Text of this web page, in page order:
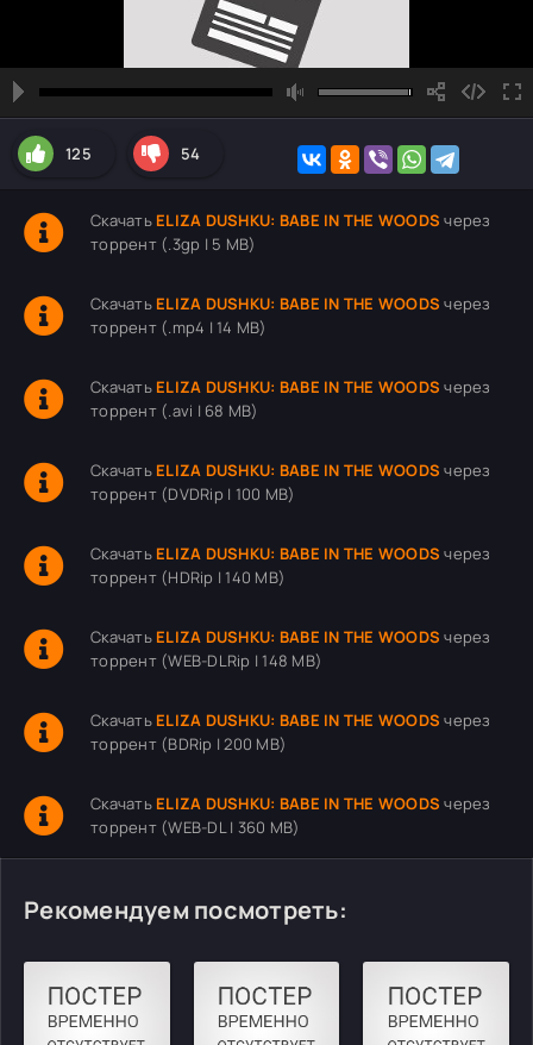
125 54
Скачать ELIZA DUSHKU: BABE IN THE WOODS через
торрент (.3gp | 5 MB)
Скачать ELIZA DUSHKU: BABE IN THE WOODS через
торрент (.mp4 | 14 MB)
Скачать ELIZA DUSHKU: BABE IN THE WOODS через
торрент (.avi | 68 MB)
Скачать ELIZA DUSHKU: BABE IN THE WOODS через
торрент (DVDRip | 100 MB)
Скачать ELIZA DUSHKU: BABE IN THE WOODS через
торрент (HDRip | 140 MB)
Скачать ELIZA DUSHKU: BABE IN THE WOODS через
торрент (WEB-DLRip | 148 MB)
Скачать ELIZA DUSHKU: BABE IN THE WOODS через
торрент (BDRip | 200 MB)
Скачать ELIZA DUSHKU: BABE IN THE WOODS через
торрент (WEB-DL | 360 MB)
Рекомендуем посмотреть: